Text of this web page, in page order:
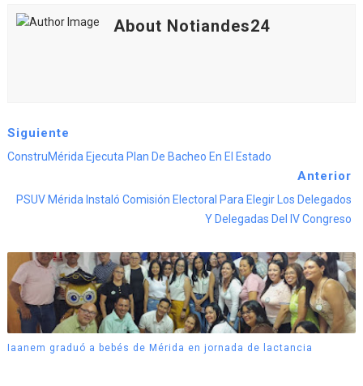
About Notiandes24
Siguiente
ConstruMérida Ejecuta Plan De Bacheo En El Estado
Anterior
PSUV Mérida Instaló Comisión Electoral Para Elegir Los Delegados
Y Delegadas Del IV Congreso
Iaanem graduó a bebés de Mérida en jornada de lactancia